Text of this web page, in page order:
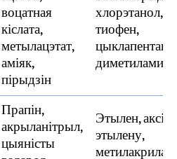
воцатная
кіслата,
метылацэтат,
аміяк,
пірыдзін
хлорэтанол,
тиофен,
цыклапентан,
диметиламин
Прапін,
акрыланітрыл,
цыяністы
Этылен, аксід
этылену,
метилакрилат,